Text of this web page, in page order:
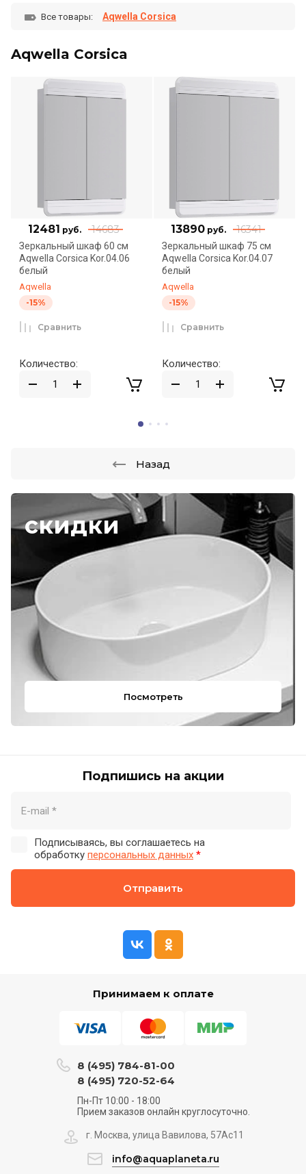
скидки
Посмотреть
Все товары: Aqwella Corsica
Aqwella Corsica
14683
12481 руб.
Зеркальный шкаф 60 см
Aqwella Corsica Kor.04.06
белый
Aqwella
-15%
Количество:
Сравнить
16341
13890 руб.
Зеркальный шкаф 75 см
Aqwella Corsica Kor.04.07
белый
Aqwella
-15%
Количество:
Сравнить
Назад
Подпишись на акции
Подписываясь, вы соглашаетесь на
обработку персональных данных *
Отправить
Принимаем к оплате
8 (495) 784-81-00
8 (495) 720-52-64
Пн-Пт 10:00 - 18:00
Прием заказов онлайн круглосуточно.
г. Москва, улица Вавилова, 57Ас11
info@aquaplaneta.ru